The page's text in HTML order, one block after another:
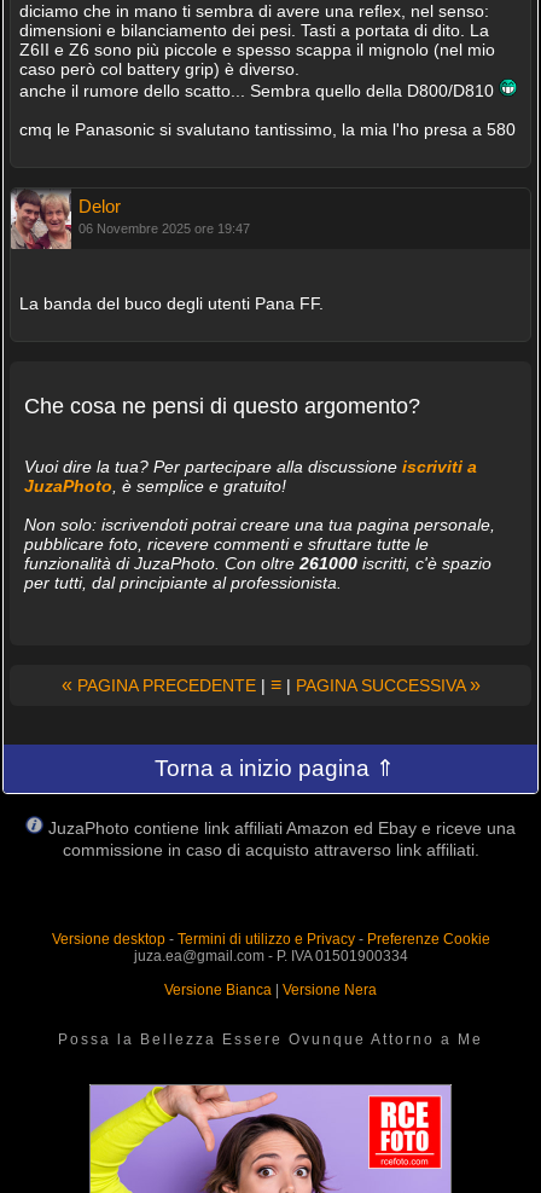
diciamo che in mano ti sembra di avere una reflex, nel senso:
dimensioni e bilanciamento dei pesi. Tasti a portata di dito. La
Z6II e Z6 sono più piccole e spesso scappa il mignolo (nel mio
caso però col battery grip) è diverso.
anche il rumore dello scatto... Sembra quello della D800/D810
cmq le Panasonic si svalutano tantissimo, la mia l'ho presa a 580
Delor
06 Novembre 2025 ore 19:47
La banda del buco degli utenti Pana FF.
Che cosa ne pensi di questo argomento?
Vuoi dire la tua? Per partecipare alla discussione iscriviti a
JuzaPhoto , è semplice e gratuito!
Non solo: iscrivendoti potrai creare una tua pagina personale,
pubblicare foto, ricevere commenti e sfruttare tutte le
funzionalità di JuzaPhoto. Con oltre 261000iscritti, c'è spazio
per tutti, dal principiante al professionista.
« PAGINA PRECEDENTE| ≡| PAGINA SUCCESSIVA»
Torna a inizio pagina ⇑
JuzaPhoto contiene link affiliati Amazon ed Ebay e riceve una
commissione in caso di acquisto attraverso link affiliati.
Versione desktop- Termini di utilizzo e Privacy- Preferenze Cookie
juza.ea@gmail.com - P. IVA 01501900334
Versione Bianca | Versione Nera
Possa la Bellezza Essere Ovunque Attorno a Me